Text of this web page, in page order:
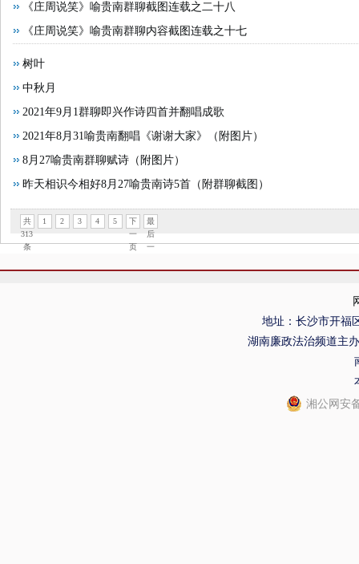
《庄周说笑》喻贵南群聊截图连载之二十八
《庄周说笑》喻贵南群聊内容截图连载之十七
树叶
中秋月
2021年9月1群聊即兴作诗四首并翻唱成歌
2021年8月31喻贵南翻唱《谢谢大家》（附图片）
8月27喻贵南群聊赋诗（附图片）
昨天相识今相好8月27喻贵南诗5首（附群聊截图）
共
313
条
1 2 3 4 5
下
一
页
最
后
一
地址：长沙市开福
湖南廉政法治频道主
湘公网安